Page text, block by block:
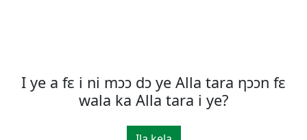
I ye a fε i ni mͻͻ dͻ ye Alla tara ηͻͻn fε
wala ka Alla tara i ye?